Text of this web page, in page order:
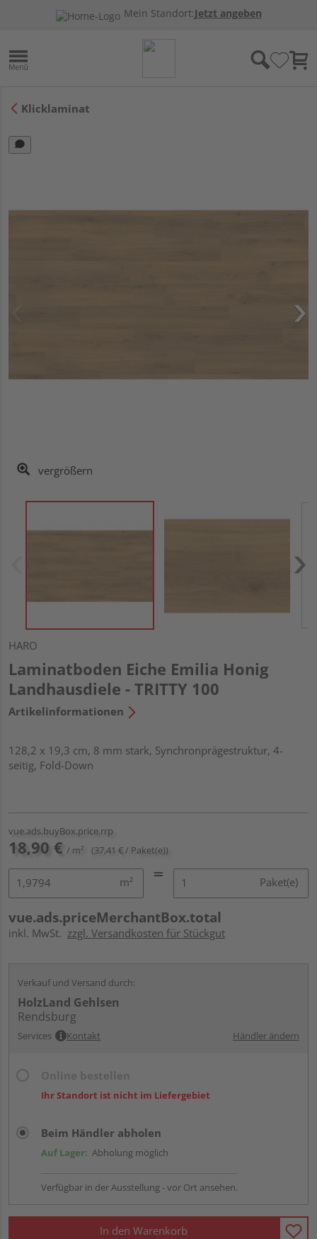
Mein Standort:Jetzt angeben
Klicklaminat
vergrößern
HARO
Laminatboden Eiche Emilia Honig
Landhausdiele - TRITTY 100
Artikelinformationen
128,2 x 19,3 cm, 8 mm stark, Synchronprägestruktur, 4-
seitig, Fold-Down
vue.ads.buyBox.price.rrp
18,90 € / m² (37,41 € / Paket(e))
m² Paket(e)
vue.ads.priceMerchantBox.total
inkl. MwSt. zzgl. Versandkosten für Stückgut
Verkauf und Versand durch:
HolzLand Gehlsen
Rendsburg
Services Kontakt Händler ändern
Ihr Standort ist nicht im Liefergebiet
Beim Händler abholen
Auf Lager: Abholung möglich
Verfügbar in der Ausstellung - vor Ort ansehen.
In den Warenkorb